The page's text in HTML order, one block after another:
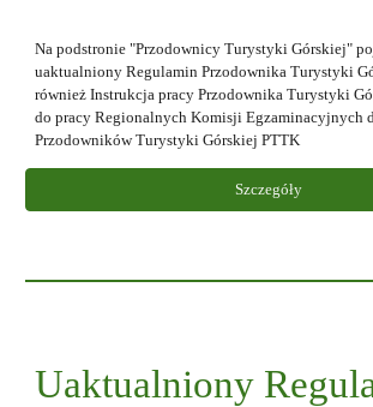
Na podstronie "Przodownicy Turystyki Górskiej"
uaktualniony Regulamin Przodownika Turystyki
również Instrukcja pracy Przodownika Turystyki
do pracy Regionalnych Komisji Egzaminacyjnych
Przodowników Turystyki Górskiej PTTK
Szczegóły
Uaktualniony